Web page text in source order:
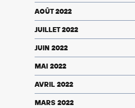
AOÛT 2022
JUILLET 2022
JUIN 2022
MAI 2022
AVRIL 2022
MARS 2022